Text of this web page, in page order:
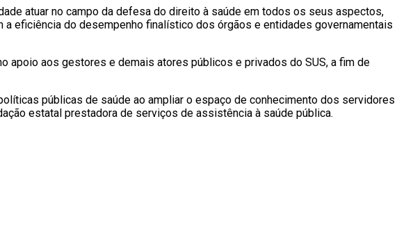
atuar no campo da defesa do direito à saúde em todos os seus aspectos,
eficiência do desempenho finalístico dos órgãos e entidades governamentais
apoio aos gestores e demais atores públicos e privados do SUS, a fim de
públicas de saúde ao ampliar o espaço de conhecimento dos servidores
estatal prestadora de serviços de assistência à saúde pública.